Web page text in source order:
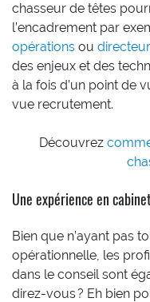
chasseur de têtes
l’encadrement par
opérations ou
des enjeux et des
à la fois d’un point de
vue recrutement.
Découvrez
Une expérience en
Bien que n’ayant pas
opérationnelle, les
dans le conseil sont
direz-vous ? Eh bien